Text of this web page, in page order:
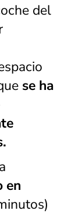
del
se ha
en